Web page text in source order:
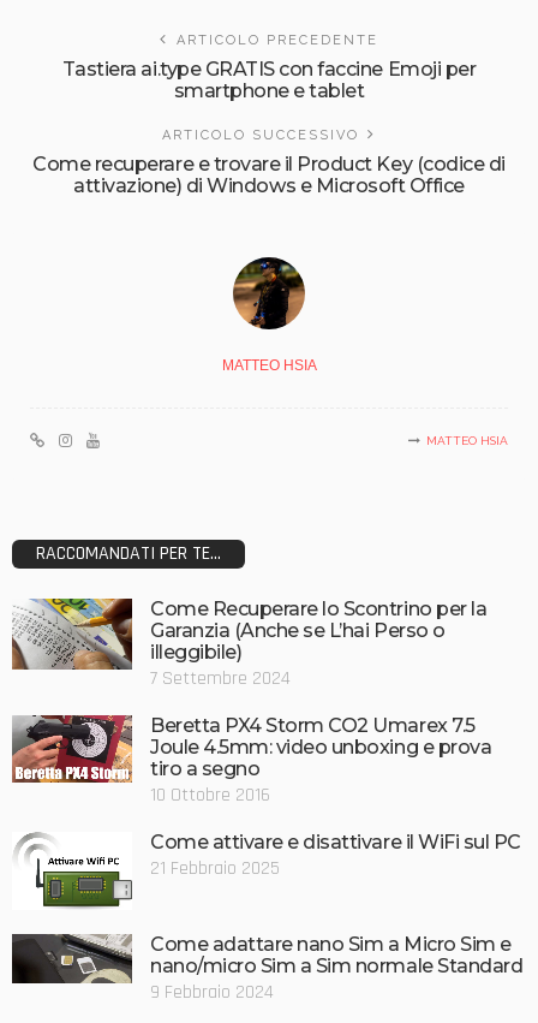
ARTICOLO PRECEDENTE
Tastiera ai.type GRATIS con faccine Emoji per
smartphone e tablet
ARTICOLO SUCCESSIVO
Come recuperare e trovare il Product Key (codice di
attivazione) di Windows e Microsoft Office
MATTEO HSIA
MATTEO HSIA
RACCOMANDATI PER TE...
Come Recuperare lo Scontrino per la
Garanzia (Anche se L’hai Perso o
illeggibile)
7 Settembre 2024
Beretta PX4 Storm CO2 Umarex 7.5
Joule 4.5mm: video unboxing e prova
tiro a segno
10 Ottobre 2016
Come attivare e disattivare il WiFi sul PC
21 Febbraio 2025
Come adattare nano Sim a Micro Sim e
nano/micro Sim a Sim normale Standard
9 Febbraio 2024